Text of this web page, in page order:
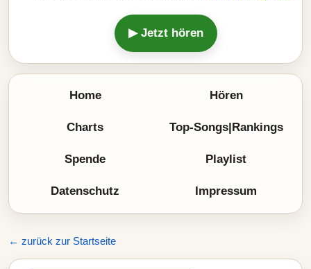
▶ Jetzt hören
Home Hören
Charts Top-Songs|Rankings
Spende Playlist
Datenschutz Impressum
← zurück zur Startseite